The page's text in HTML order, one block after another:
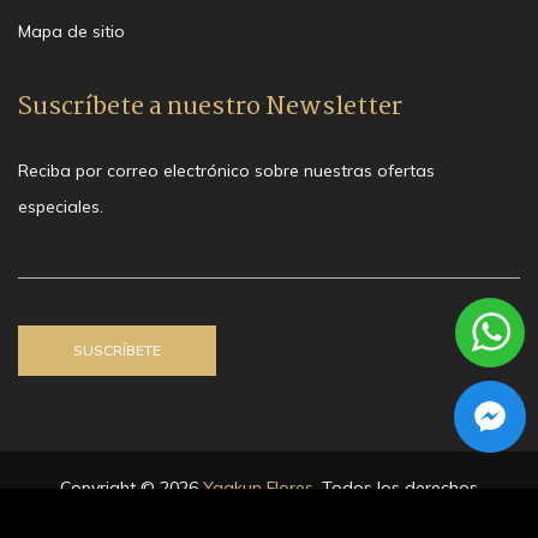
Mapa de sitio
Suscríbete a nuestro Newsletter
Reciba por correo electrónico sobre nuestras ofertas
especiales.
Copyright © 2026 Yaakun Flores . Todos los derechos